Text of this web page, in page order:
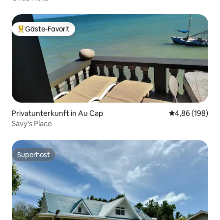
Beliebter Gäste-Favorit.
Gäste-Favorit
Privatunterkunft in Au Cap
4,86 (198)
Savy's Place
Superhost
Superhost